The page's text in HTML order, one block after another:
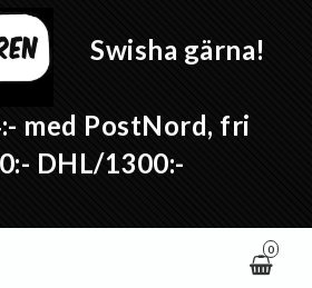
Swisha gärna!
med PostNord, fri
DHL/1300:-
0